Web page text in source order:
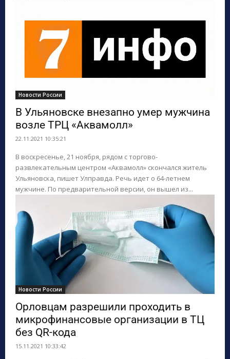
Новости России
В Ульяновске внезапно умер мужчина
возле ТРЦ «Аквамолл»
22.11.2021 10:35:21
В воскресенье, 21 ноября, рядом с торгово-
развлекательным центром «Аквамолл» скончался житель
Ульяновска, пишет Улправда. Речь идет о 64-летнем
мужчине. По предварительной версии, он вышел из...
Новости России
Орловцам разрешили проходить в
микрофинансовые организации в ТЦ
без QR-кода
15.11.2021 10:33:42